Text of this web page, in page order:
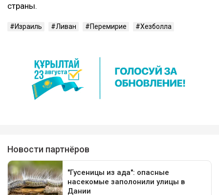
страны.
Израиль Ливан Перемирие Хезболла